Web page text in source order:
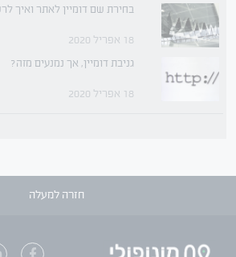
בחירת שם דומיין לאתר ואיך
18 אפריל 2020
גניבת דומיין, אך נמנעים מזה?
18 אפריל 2020
חזרה למעלה